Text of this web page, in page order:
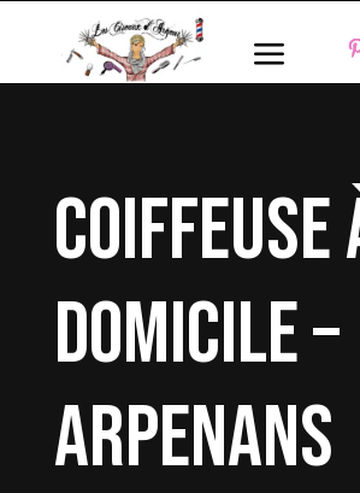
a
coiffeuse
domicile –
Arpenans